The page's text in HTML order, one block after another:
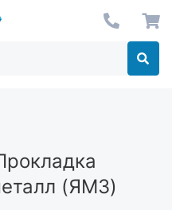
(ЯМЗ)